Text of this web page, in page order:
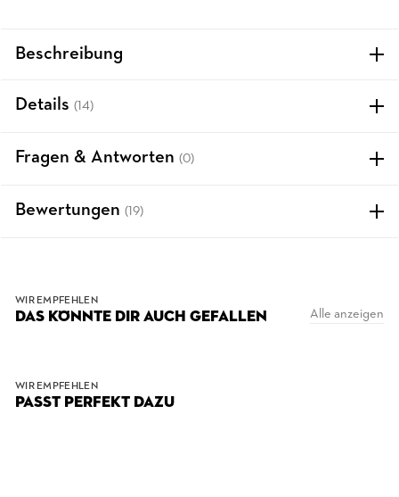
Beschreibung
Details (14)
Fragen & Antworten (0)
Bewertungen (19)
WIR EMPFEHLEN
DAS KÖNNTE DIR AUCH GEFALLEN Alle anzeigen
WIR EMPFEHLEN
PASST PERFEKT DAZU